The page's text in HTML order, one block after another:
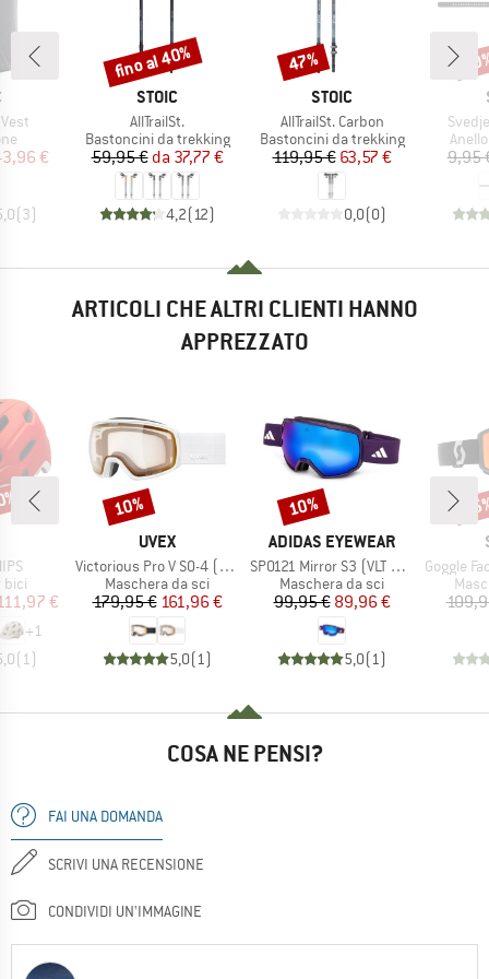
prodotti
ridotto
€
(3)
MARCHIO
STOIC
Articolo
AllTrailSt.
Gruppo di prodotti
Bastoncini da trekking
Prezzo
59,95 € Prezzo ridotto
da 37,77 €
4,2(12)
Sconto
fino al 40%
MARCHIO
STOIC
Articolo
AllTrailSt. Carbon
Gruppo di prodotti
Bastoncini da trekking
Prezzo
119,95 €Prezzo ridotto
63,57 €
0,0(0)
Sconto
47%
9,95
ARTICOLI CHE ALTRI CLIENTI HANNO
APPREZZATO
bici
ridotto
€
+1
(1)
MARCHIO
UVEX
Articolo
Victorious Pro V S0-4 (VLT 7-81%)
Gruppo di prodotti
Maschera da sci
Prezzo
179,95 €Prezzo ridotto
161,96 €
5,0(1)
Sconto
10%
MARCHIO
ADIDAS EYEWEAR
Articolo
SP0121 Mirror S3 (VLT 11%)
Gruppo di prodotti
Maschera da sci
Prezzo
99,95 €Prezzo ridotto
89,96 €
5,0(1)
Sconto
10%
Articolo
Goggle Factor Pro
COSA NE PENSI?
FAI UNA DOMANDA
SCRIVI UNA RECENSIONE
CONDIVIDI UN'IMMAGINE